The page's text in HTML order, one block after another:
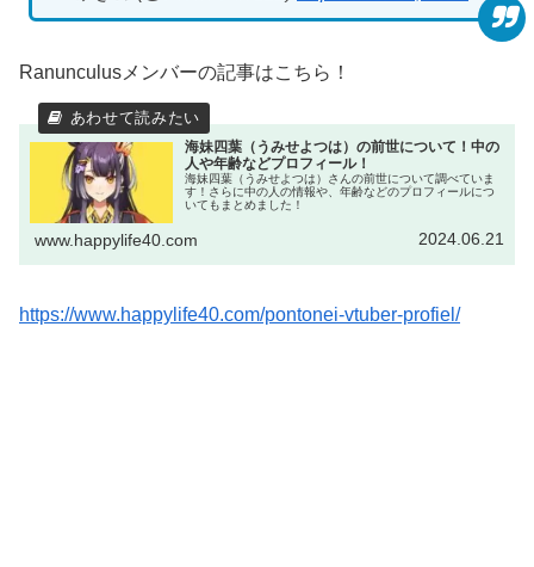
Ranunculusメンバーの記事はこちら！
海妹四葉（うみせよつは）の前世について！中の
人や年齢などプロフィール！
海妹四葉（うみせよつは）さんの前世について調べていま
す！さらに中の人の情報や、年齢などのプロフィールにつ
いてもまとめました！
www.happylife40.com 2024.06.21
https://www.happylife40.com/pontonei-vtuber-profiel/